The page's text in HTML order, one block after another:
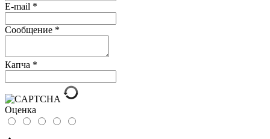
E-mail *
Сообщение *
Капча *
Оценка